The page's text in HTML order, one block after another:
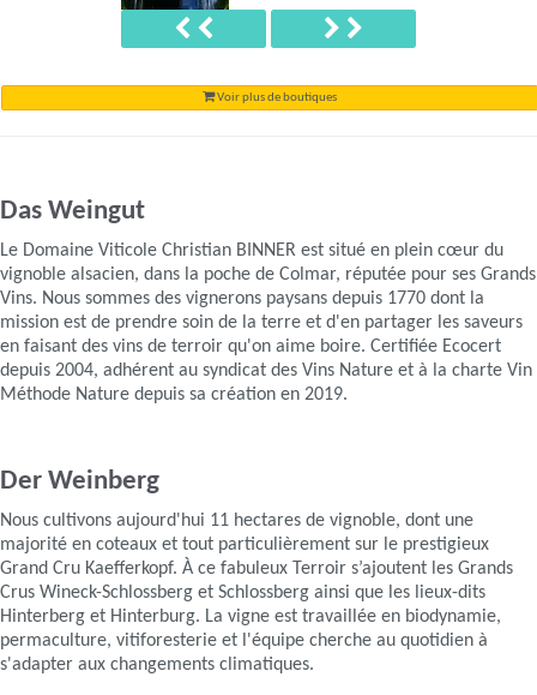
Précédent Suivant
Voir plus de boutiques
Das Weingut
Le Domaine Viticole Christian BINNER est situé en plein cœur du
vignoble alsacien, dans la poche de Colmar, réputée pour ses Grands
Vins. Nous sommes des vignerons paysans depuis 1770 dont la
mission est de prendre soin de la terre et d'en partager les saveurs
en faisant des vins de terroir qu'on aime boire. Certifiée Ecocert
depuis 2004, adhérent au syndicat des Vins Nature et à la charte Vin
Méthode Nature depuis sa création en 2019.
Der Weinberg
Nous cultivons aujourd'hui 11 hectares de vignoble, dont une
majorité en coteaux et tout particulièrement sur le prestigieux
Grand Cru Kaefferkopf. À ce fabuleux Terroir s’ajoutent les Grands
Crus Wineck-Schlossberg et Schlossberg ainsi que les lieux-dits
Hinterberg et Hinterburg. La vigne est travaillée en biodynamie,
permaculture, vitiforesterie et l'équipe cherche au quotidien à
s'adapter aux changements climatiques.